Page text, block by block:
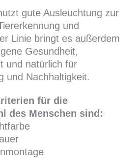
gute Ausleuchtung zur
und
Linie bringt es außerdem
Gesundheit,
und natürlich für
und Nachhaltigkeit.
für die
des Menschen sind: